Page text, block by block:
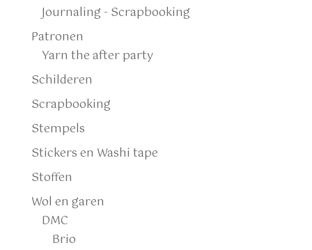
Journaling - Scrapbooking
Patronen
Yarn the after party
Schilderen
Scrapbooking
Stempels
Stickers en Washi tape
Stoffen
Wol en garen
DMC
Brio